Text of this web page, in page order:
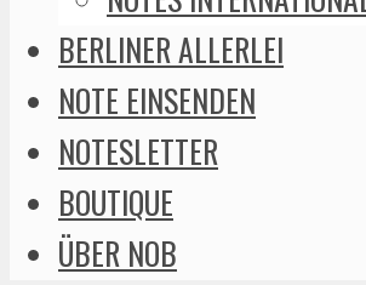
BERLINER ALLERLEI
NOTE EINSENDEN
NOTESLETTER
BOUTIQUE
ÜBER NOB